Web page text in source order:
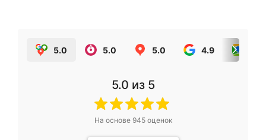
5.0 5.0 5.0 4.9
5.0 из 5
На основе 945оценок